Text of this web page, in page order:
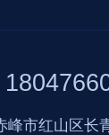
峰市红山区长